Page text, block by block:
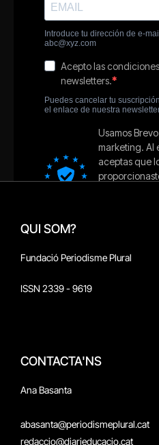
QUI SOM?
Fundació Periodisme Plural
ISSN 2339 - 9619
CONTACTA'NS
Ana Basanta
abasanta@periodismeplural.cat
redaccio@diarieducacio.cat